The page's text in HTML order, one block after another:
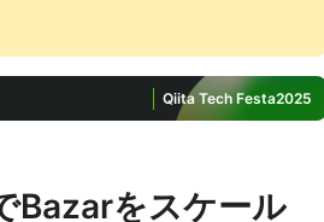
Qiita Tech Festa2025
Bazarをスケール